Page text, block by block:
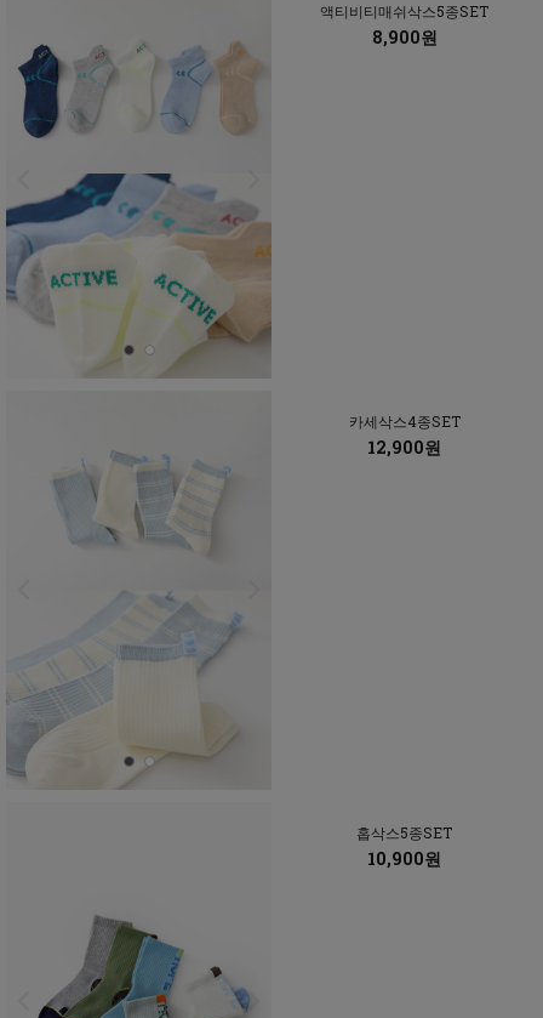
액티비티매쉬삭스5종SET
8,900원
카세삭스4종SET
12,900원
홉삭스5종SET
10,900원